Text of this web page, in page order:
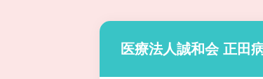
医療法人誠和会 正田